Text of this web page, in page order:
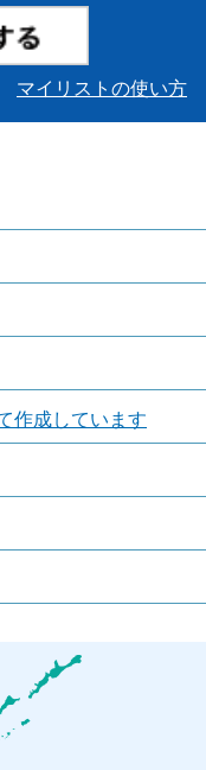
マイリストの使い方
作成しています